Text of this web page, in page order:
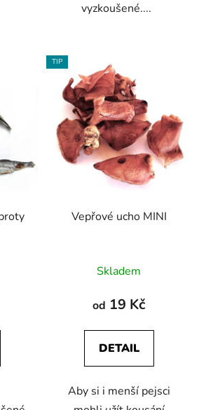
vyzkoušené....
TIP
Vepřové ucho MINI
hodnocení
produktu
5,0
z
hvězdiček.
Skladem
od 19 Kč
DETAIL
Aby si i menší pejsci